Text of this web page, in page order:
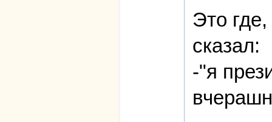
Это
сказал:
-"я